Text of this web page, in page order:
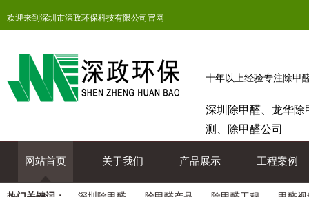
欢迎来到深圳市深政环保科技有限公司官网
十年以上经验专注除甲
深圳除甲醛、龙华除
测、除甲醛公司
网站首页 关于我们 产品展示 工程案例